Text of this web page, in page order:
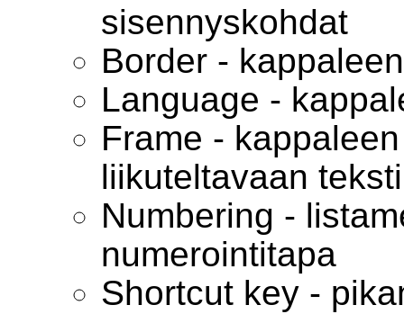
sisennyskohdat
Border -
Language -
Frame -
liikuteltavaan
Numbering -
numerointitapa
Shortcut key -